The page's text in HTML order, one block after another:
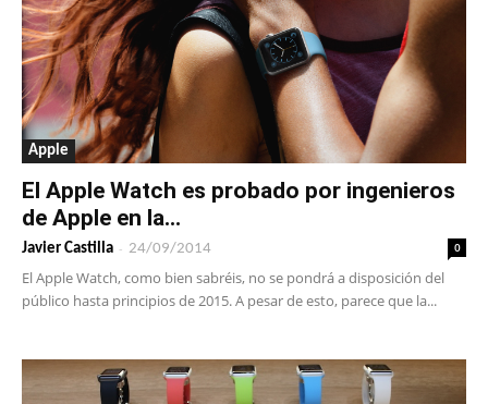
Apple
El Apple Watch es probado por ingenieros
de Apple en la...
Javier Castilla - 24/09/2014 0
El Apple Watch, como bien sabréis, no se pondrá a disposición del
público hasta principios de 2015. A pesar de esto, parece que la...